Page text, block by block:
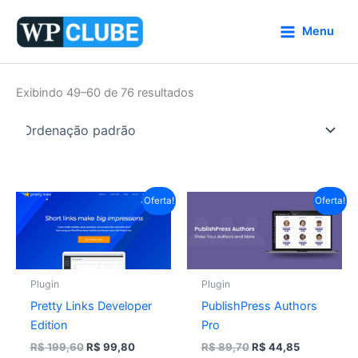
para
conteúdo
Menu
Exibindo 49–60 de 76 resultados
Oferta!
Plugin
Pretty Links Developer
Edition
R$199,60
preço
original
era:
R$ 199,60.
R$ 99,80
O
preço
atual
Oferta!
Plugin
PublishPress Authors
Pro
R$89,70
preço
original
era:
R$ 89,70.
R$ 44,85
preço
atual
é:
R$ 44,85.